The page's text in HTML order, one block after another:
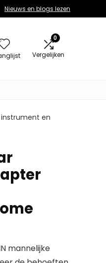
Nieuws en blogs lezen
0
Vergelijken
instrument en
mannelijke